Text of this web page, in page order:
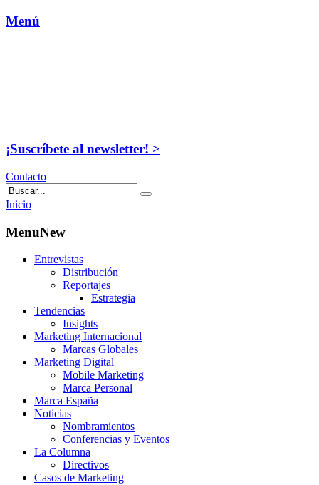
Menú
¡Suscríbete al newsletter! >
Contacto
Inicio
MenuNew
Entrevistas
Distribución
Reportajes
Estrategia
Tendencias
Insights
Marketing Internacional
Marcas Globales
Marketing Digital
Mobile Marketing
Marca Personal
Marca España
Noticias
Nombramientos
Conferencias y Eventos
La Columna
Directivos
Casos de Marketing